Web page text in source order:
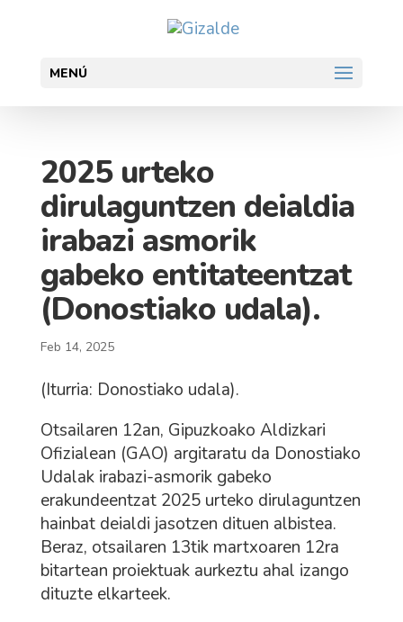
MENÚ
2025 urteko
dirulaguntzen deialdia
irabazi asmorik
gabeko entitateentzat
(Donostiako udala).
Feb 14, 2025
(Iturria: Donostiako udala).
Otsailaren 12an, Gipuzkoako Aldizkari
Ofizialean (GAO) argitaratu da Donostiako
Udalak irabazi-asmorik gabeko
erakundeentzat 2025 urteko dirulaguntzen
hainbat deialdi jasotzen dituen albistea.
Beraz, otsailaren 13tik martxoaren 12ra
bitartean proiektuak aurkeztu ahal izango
dituzte elkarteek.